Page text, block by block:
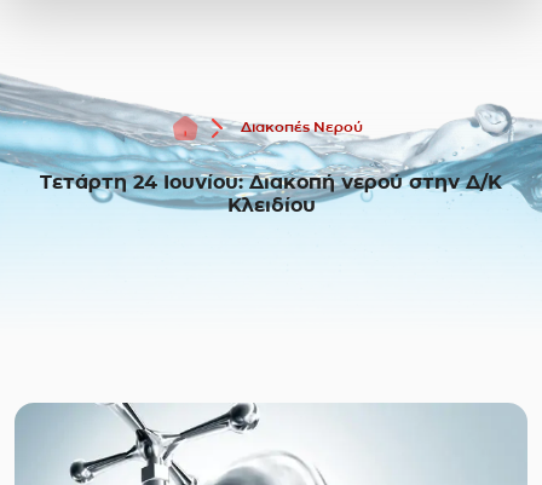
ΑρχικήΔιακοπές Νερού
Τετάρτη 24 Ιουνίου: Διακοπή νερού στην Δ/Κ
Κλειδίου